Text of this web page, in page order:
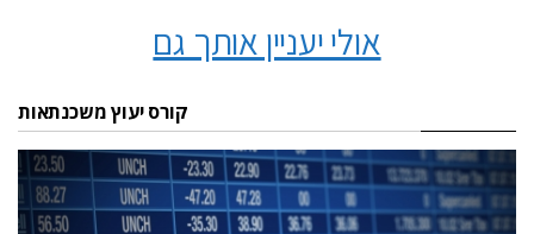
אולי יעניין אותך גם
קורס יעוץ משכנתאות